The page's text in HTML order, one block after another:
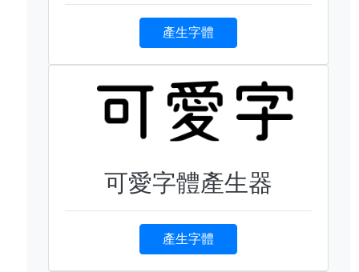
產生字體
可愛字體產生器
產生字體